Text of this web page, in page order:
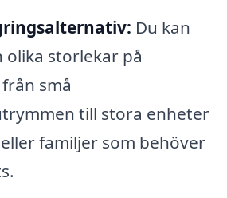
Du kan
olika storlekar på
små
till stora enheter
familjer som behöver